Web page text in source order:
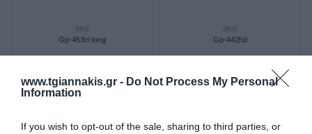
www.tgiannakis.gr - Do Not Process My Personal
Information
If you wish to opt-out of the sale, sharing to third parties, or
SKU
Gp-453cl long
996,22 €
SKU
Gp-442hd
947,86 €